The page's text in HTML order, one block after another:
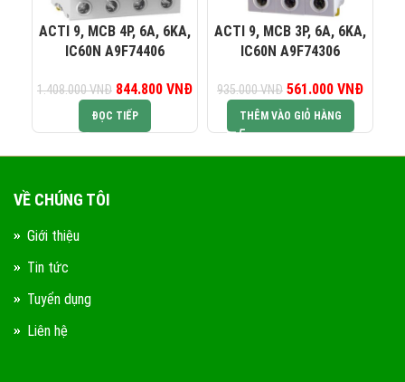
ACTI 9, MCB 4P, 6A, 6KA,
IC60N A9F74406
1.408.000VNĐ
Giá gốc là:
1.408.000 VNĐ.
844.800 VNĐ Giá hiện tại là:
844.800 VNĐ.
ĐỌC TIẾP
ACTI 9, MCB 3P, 6A, 6KA,
IC60N A9F74306
935.000VNĐ
Giá gốc là:
935.000 VNĐ.
561.000 VNĐ
THÊM VÀO GIỎ HÀNG
VỀ CHÚNG TÔI
Giới thiệu
Tin tức
Tuyển dụng
Liên hệ